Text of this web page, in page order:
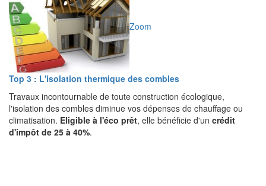
Zoom
Top 3 : L'isolation thermique des combles
Travaux incontournable de toute construction écologique,
l'isolation des combles diminue vos dépenses de chauffage ou
climatisation. Eligible à l'éco prêt, elle bénéficie d'un crédit
d'impôt de 25 à 40%.